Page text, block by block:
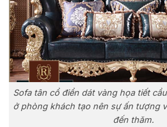
Sofa tân cổ điển dát vàng họa tiết
ở phòng khách tạo nên sự ấn tượng
đến thăm.